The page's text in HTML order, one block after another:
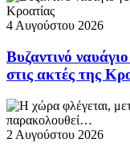
4 Αυγούστου 2026
Βυζαντινό
στις ακτές της
2 Αυγούστου 2026